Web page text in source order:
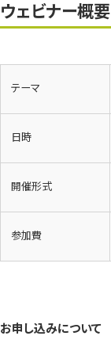
ウェビナー概要
テーマ
日時
開催形式
参加費
お申し込みについて